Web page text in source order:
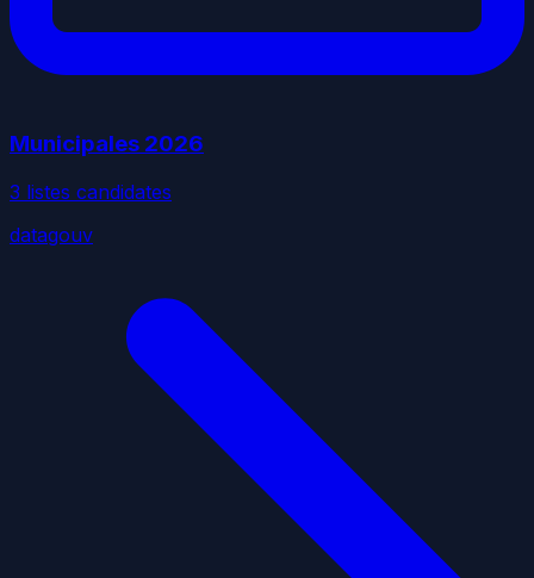
Municipales 2026
3 listes candidates
datagouv